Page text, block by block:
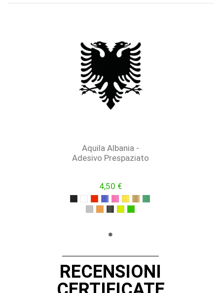
Aquila Albania -
Adesivo Prespaziato
4,50 €
NEROBIANCO
ROSSO
BLUFUCSIA
GIALLO
OROVERDE
ARGENTO
ARANCIONE
NERO OPACO
GIALLO FLUO
VERDE FLUO
RECENSIONI